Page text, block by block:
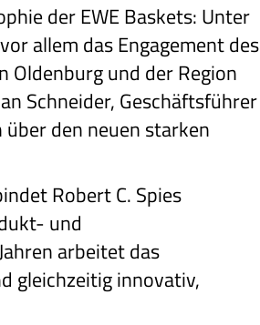
der EWE Baskets: Unter
allem das Engagement des
Oldenburg und der Region
Schneider, Geschäftsführer
den neuen starken
Robert C. Spies
und
arbeitet das
gleichzeitig innovativ,